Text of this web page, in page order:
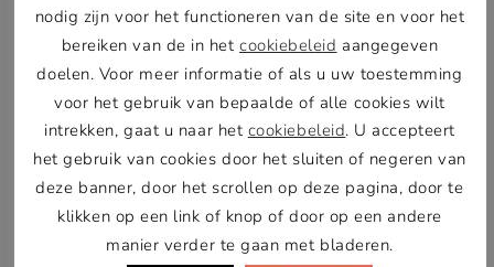
Of stuur een mail naarhello@shop-pawness.com
en we nemen zo snel mogelijk contact met je op.
Pawness – Denise Crombag
Hobbelrade 132, 6176 CJ Spaubeek (dit is geen
bezoekadres)
KVK – nr: 63448459
nodig zijn voor het functioneren van de site en voor het
bereiken van de in het cookiebeleid aangegeven
doelen. Voor meer informatie of als u uw toestemming
voor het gebruik van bepaalde of alle cookies wilt
intrekken, gaat u naar het cookiebeleid. U accepteert
het gebruik van cookies door het sluiten of negeren van
deze banner, door het scrollen op deze pagina, door te
klikken op een link of knop of door op een andere
manier verder te gaan met bladeren.